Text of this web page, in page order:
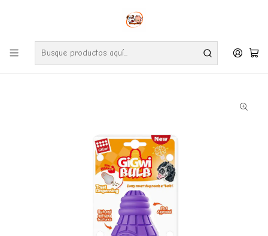
Envíos gratuitos por compras desde $24.990 en la RM (Comunas informadas
Ve nuestras zonas de cobertura diaria.
Inicio Perros
Juguete Perro Dispensador Premios Gigwi Bulb Rubber L